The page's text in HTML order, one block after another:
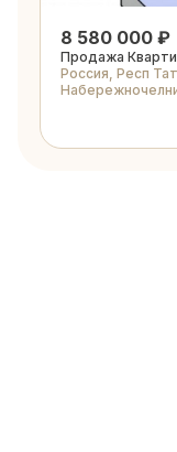
8 580 000 ₽
Продажа
Россия, Респ